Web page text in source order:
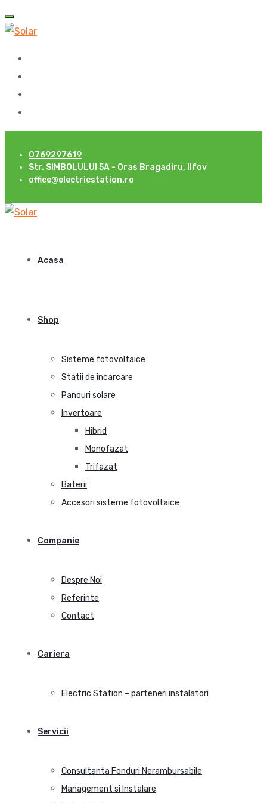
0769297619
Str. SIMBOLULUI 5A - Oras Bragadiru, Ilfov
office@electricstation.ro
Acasa
Shop
Sisteme fotovoltaice
Statii de incarcare
Panouri solare
Invertoare
Hibrid
Monofazat
Trifazat
Baterii
Accesori sisteme fotovoltaice
Companie
Despre Noi
Referinte
Contact
Cariera
Electric Station – parteneri instalatori
Servicii
Consultanta Fonduri Nerambursabile
Management si Instalare